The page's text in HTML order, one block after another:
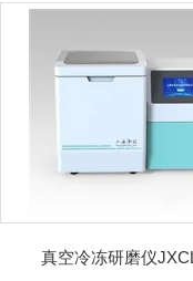
真空冷冻研磨仪